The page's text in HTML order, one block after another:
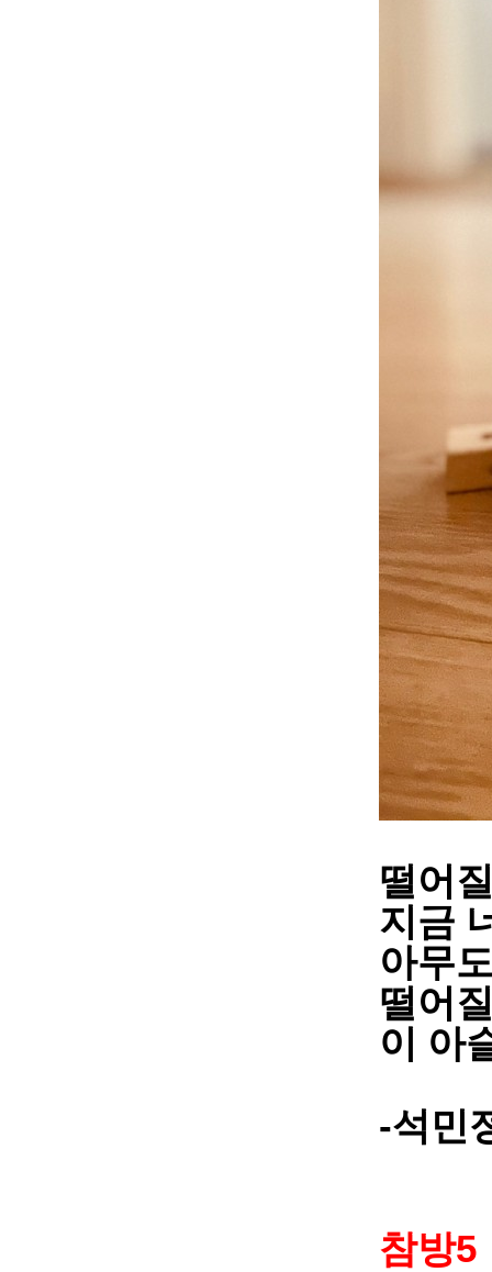
떨어
지금
아무
떨어
이 아
-석민
참방5